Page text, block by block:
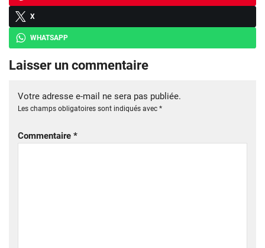
X
WHATSAPP
Laisser un commentaire
Votre adresse e-mail ne sera pas publiée.
Les champs obligatoires sont indiqués avec *
Commentaire *